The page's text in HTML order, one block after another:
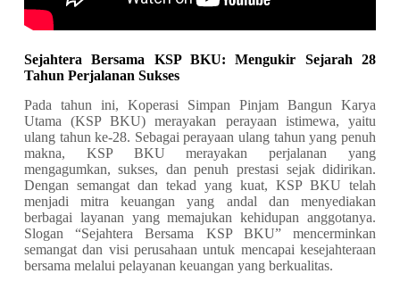
Sejahtera Bersama KSP BKU: Mengukir Sejarah 28
Tahun Perjalanan Sukses
Pada tahun ini, Koperasi Simpan Pinjam Bangun Karya
Utama (KSP BKU) merayakan perayaan istimewa, yaitu
ulang tahun ke-28. Sebagai perayaan ulang tahun yang penuh
makna, KSP BKU merayakan perjalanan yang
mengagumkan, sukses, dan penuh prestasi sejak didirikan.
Dengan semangat dan tekad yang kuat, KSP BKU telah
menjadi mitra keuangan yang andal dan menyediakan
berbagai layanan yang memajukan kehidupan anggotanya.
Slogan “Sejahtera Bersama KSP BKU” mencerminkan
semangat dan visi perusahaan untuk mencapai kesejahteraan
bersama melalui pelayanan keuangan yang berkualitas.